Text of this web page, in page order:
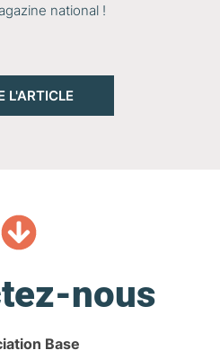
national !
L'ARTICLE
nous
Base